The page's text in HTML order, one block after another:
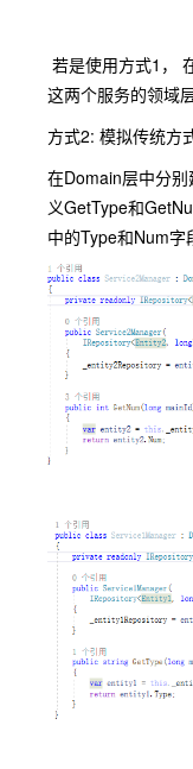
若是使用方式1，
这两个服务的领域
方式2: 模拟传统方
在Domain层中分
义GetType和
中的Type和Num字